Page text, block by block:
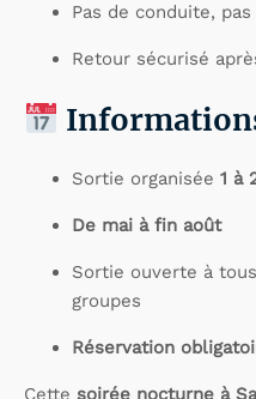
Pas de conduite,
Retour sécurisé
Sortie organisée 1 à
De mai à fin août
Sortie ouverte à
groupes
Réservation
Cette soirée nocturne à